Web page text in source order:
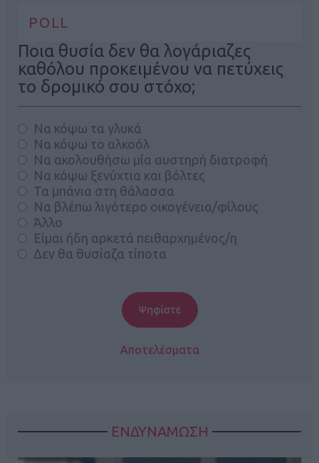
POLL
Ποια θυσία δεν θα λογάριαζες
καθόλου προκειμένου να πετύχεις
το δρομικό σου στόχο;
Να κόψω τα γλυκά
Να κόψω το αλκοόλ
Να ακολουθήσω μία αυστηρή διατροφή
Να κόψω ξενύχτια και βόλτες
Τα μπάνια στη θάλασσα
Να βλέπω λιγότερο οικογένεια/φίλους
Άλλο
Είμαι ήδη αρκετά πειθαρχημένος/η
Δεν θα θυσίαζα τίποτα
Αποτελέσματα
ΕΝΔΥΝΑΜΩΣΗ